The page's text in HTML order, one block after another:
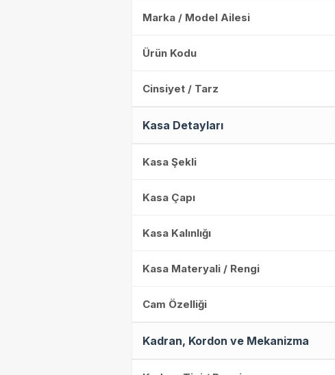
Marka / Model Ailesi
Ürün Kodu
Cinsiyet / Tarz
Kasa Detayları
Kasa Şekli
Kasa Çapı
Kasa Kalınlığı
Kasa Materyali / Rengi
Cam Özelliği
Kadran, Kordon ve Mekanizma